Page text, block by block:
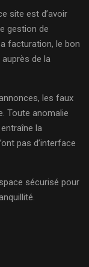
site est d’avoir
gestion de
facturation, le bon
de la
les faux
Toute anomalie
la
pas d’interface
sécurisé pour